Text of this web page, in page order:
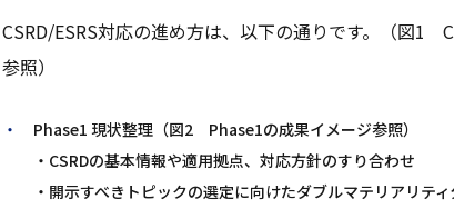
CSRD/ESRS対応の進め方は、以下の通りです。（図1
参照）
Phase1 現状整理（図2 Phase1の成果イメージ参照）
・CSRDの基本情報や適用拠点、対応方針のすり合わせ
・開示すべきトピックの選定に向けたダブルマテリアリテ